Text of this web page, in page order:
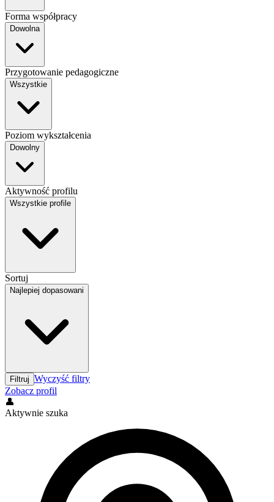
Forma współpracy
Dowolna
Przygotowanie pedagogiczne
Wszystkie
Poziom wykształcenia
Dowolny
Aktywność profilu
Wszystkie profile
Sortuj
Najlepiej dopasowani
Filtruj Wyczyść filtry
Zobacz profil
👤
Aktywnie szuka